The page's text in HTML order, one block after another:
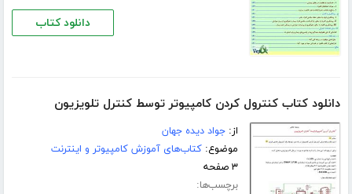
دانلود کتاب
دانلود کتاب کنترول کردن کامپیوتر توسط کنترل تلویزیون
از:جواد دیده جهان
موضوع:کتاب‌های آموزش کامپیوتر و اینترنت
۳ صفحه
برچسب‌ها: